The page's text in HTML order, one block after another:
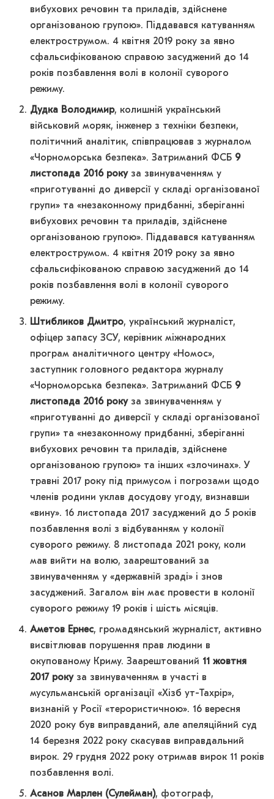
вибухових речовин та приладів, здійснене
організованою групою». Піддавався катуванням
електрострумом. 4 квітня 2019 року за явно
сфальсифікованою справою засуджений до 14
років позбавлення волі в колонії суворого
режиму.
Дудка Володимир, колишній український
військовий моряк, інженер з техніки безпеки,
політичний аналітик, співпрацював з журналом
«Чорноморська безпека». Затриманий ФСБ 9
листопада 2016 рокуза звинуваченням у
«приготуванні до диверсії у складі організованої
групи» та «незаконному придбанні, зберіганні
вибухових речовин та приладів, здійснене
організованою групою». Піддавався катуванням
електрострумом. 4 квітня 2019 року за явно
сфальсифікованою справою засуджений до 14
років позбавлення волі в колонії суворого
режиму.
Штибликов Дмитро, український журналіст,
офіцер запасу ЗСУ, керівник міжнародних
програм аналітичного центру «Номос»,
заступник головного редактора журналу
«Чорноморська безпека». Затриманий ФСБ 9
листопада 2016 рокуза звинуваченням у
«приготуванні до диверсії у складі організованої
групи» та «незаконному придбанні, зберіганні
вибухових речовин та приладів, здійснене
організованою групою» та інших «злочинах». У
травні 2017 року під примусом і погрозами щодо
членів родини уклав досудову угоду, визнавши
«вину». 16 листопада 2017 засуджений до 5 років
позбавлення волі з відбуванням у колонії
суворого режиму. 8 листопада 2021 року, коли
мав вийти на волю, заарештований за
звинуваченням у «державній зраді» і знов
засуджений. Загалом він має провести в колонії
суворого режиму 19 років і шість місяців.
Аметов Ернес, громадянський журналіст, активно
висвітлював порушення прав людини в
окупованому Криму. Заарештований 11 жовтня
2017 рокуза звинуваченням в участі в
мусульманській організації «Хізб ут-Тахрір»,
визнаній у Росії «терористичною». 16 вересня
2020 року був виправданий, але апеляційний суд
14 березня 2022 року скасував виправдальний
вирок. 29 грудня 2022 року отримав вирок 11 років
позбавлення волі.
Асанов Марлен (Сулейман), фотограф,